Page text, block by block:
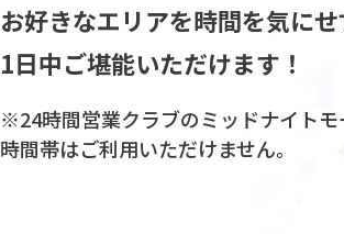
お好きなエリアを時間を気に
1日中ご堪能いただけます！
※24時間営業クラブのミッドナイト
時間帯はご利用いただけません。